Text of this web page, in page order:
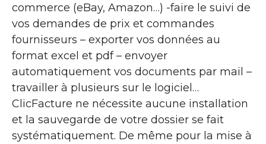
commerce (eBay, Amazon…) -faire le suivi de
vos demandes de prix et commandes
fournisseurs – exporter vos données au
format excel et pdf – envoyer
automatiquement vos documents par mail –
travailler à plusieurs sur le logiciel…
ClicFacture ne nécessite aucune installation
et la sauvegarde de votre dossier se fait
systématiquement. De même pour la mise à